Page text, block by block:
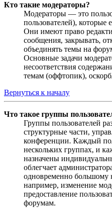
Кто такие модераторы?
Модераторы — это
пользователей), которые
Они имеют право
сообщения, закрывать,
объединять темы на
Основные задачи
несоответствия
темам (оффтопик),
Вернуться к началу
Что такое группы
Группы пользователей
структурные части,
конференции. Каждый
нескольких группах, и
назначены
облегчает
одновременно большому
например, изменение
предоставление
форумам.